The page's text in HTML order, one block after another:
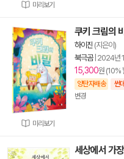
미리보기
미리보기
쿠키 크림의
하이진 (지은이)
북극곰| 2024년
15,300원 (10%
양탄자배송 썬
변경
세상에서 가